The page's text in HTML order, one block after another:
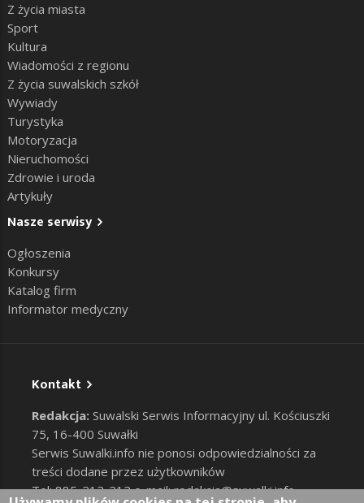
Z życia miasta
Sport
Kultura
Wiadomości z regionu
Z życia suwalskich szkół
Wywiady
Turystyka
Motoryzacja
Nieruchomości
Zdrowie i uroda
Artykuły
Nasze serwisy
Ogłoszenia
Konkursy
Katalog firm
Informator medyczny
Kontakt
Redakcja: Suwalski Serwis Informacyjny ul. Kościuszki
75, 16-400 Suwałki
Serwis Suwalki.info nie ponosi odpowiedzialności za
treści dodane przez użytkowników
Tel: 885-212-212 e-mail:redakcja@suwalki.info,